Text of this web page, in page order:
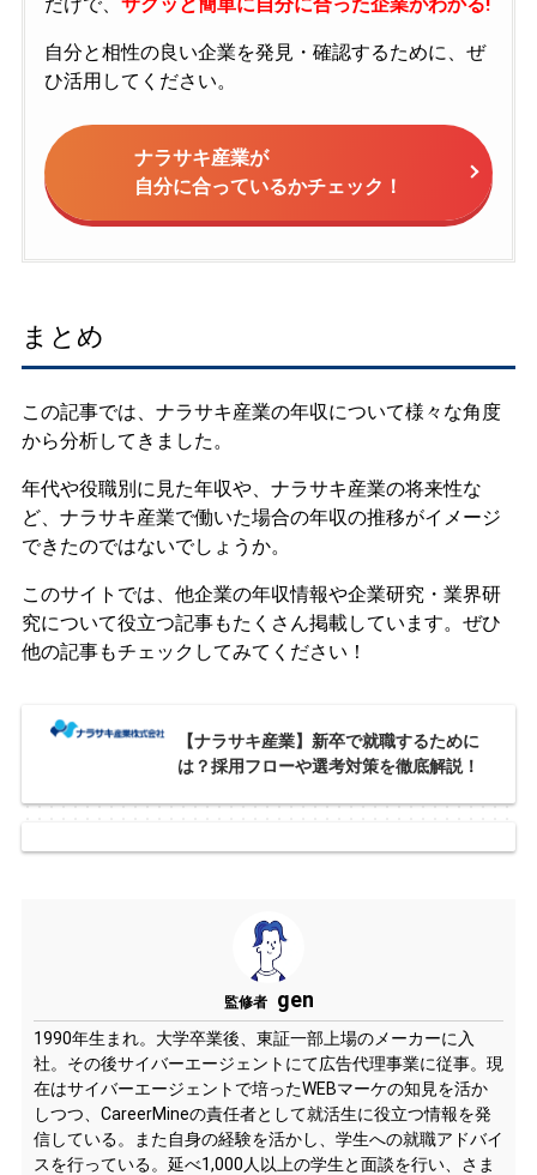
だけで、 サクッと簡単に自分に合った企業がわかる!
自分と相性の良い企業を発見・確認するために、ぜ
ひ活用してください。
ナラサキ産業が
自分に合っているかチェック！
まとめ
この記事では、ナラサキ産業の年収について様々な角度
から分析してきました。
年代や役職別に見た年収や、ナラサキ産業の将来性な
ど、ナラサキ産業で働いた場合の年収の推移がイメージ
できたのではないでしょうか。
このサイトでは、他企業の年収情報や企業研究・業界研
究について役立つ記事もたくさん掲載しています。ぜひ
他の記事もチェックしてみてください！
【ナラサキ産業】新卒で就職するために
は？採用フローや選考対策を徹底解説！
監修者 gen
1990年生まれ。大学卒業後、東証一部上場のメーカーに入
社。その後サイバーエージェントにて広告代理事業に従事。現
在はサイバーエージェントで培ったWEBマーケの知見を活か
しつつ、CareerMineの責任者として就活生に役立つ情報を発
信している。また自身の経験を活かし、学生への就職アドバイ
スを行っている。延べ1,000人以上の学生と面談を行い、さま